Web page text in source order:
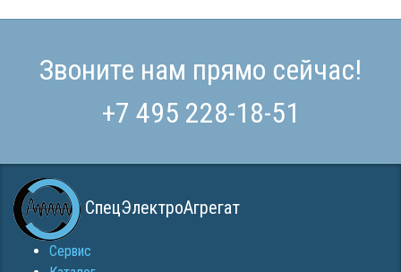
Звоните нам прямо сейчас!
+7 495 228-18-51
СпецЭлектроАгрегат
Сервис